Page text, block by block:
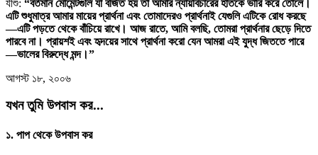
যীশু: “বর্তমান মোমেন্টগুলি যা বর্জিত হয় তা আমার ন্যায়বিচারের হাতকে ভারি করে তোলে।
এটি শুধুমাত্র আমার মায়ের প্রার্থনা এবং তোমাদেরও প্রার্থনাই যেগুলি এটিকে রোধ করছে
—এটি পড়তে থেকে বাঁচিয়ে রাখে। আজ রাতে, আমি বলছি, তোমরা প্রার্থনার ছেড়ে দিতে
পারবে না। প্রায়শই এবং হৃদয়ের সাথে প্রার্থনা করো যেন আমরা এই যুদ্ধ জিততে পারে
—ভালের বিরুদ্ধে মন্দ।”
আগস্ট ১৮, ২০০৬
যখন তুমি উপবাস কর...
১. পাপ থেকে উপবাস কর